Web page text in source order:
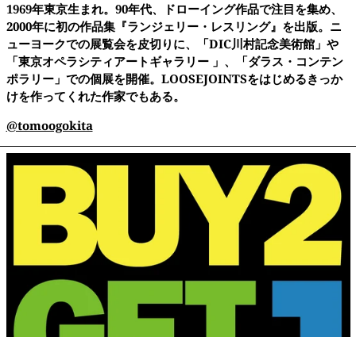
1969年東京生まれ。90年代、ドローイング作品で注目を集め、
2000年に初の作品集『ランジェリー・レスリング』を出版。ニ
ューヨークでの展覧会を皮切りに、「DIC川村記念美術館」や
「東京オペラシティアートギャラリー 」、「ダラス・コンテン
ポラリー」での個展を開催。LOOSEJOINTSをはじめるきっか
けを作ってくれた作家でもある。
@tomoogokita